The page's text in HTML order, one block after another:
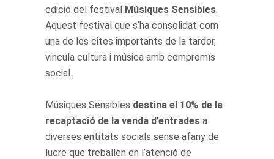
edició del festival Músiques Sensibles.
Aquest festival que s’ha consolidat com
una de les cites importants de la tardor,
vincula cultura i música amb compromís
social.
Músiques Sensibles destina el 10% de la
recaptació de la venda d’entrades a
diverses entitats socials sense afany de
lucre que treballen en l’atenció de